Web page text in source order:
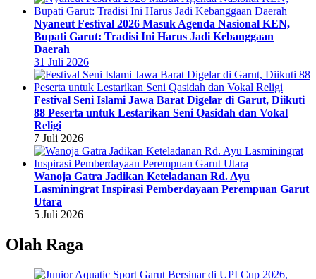
Nyaneut Festival 2026 Masuk Agenda Nasional KEN,
Bupati Garut: Tradisi Ini Harus Jadi Kebanggaan
Daerah
31 Juli 2026
Festival Seni Islami Jawa Barat Digelar di Garut, Diikuti
88 Peserta untuk Lestarikan Seni Qasidah dan Vokal
Religi
7 Juli 2026
Wanoja Gatra Jadikan Keteladanan Rd. Ayu
Lasminingrat Inspirasi Pemberdayaan Perempuan Garut
Utara
5 Juli 2026
Olah Raga